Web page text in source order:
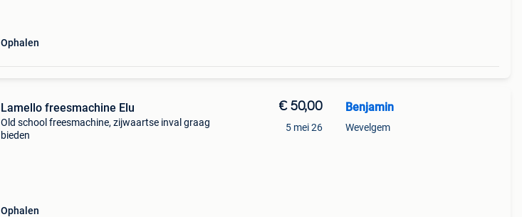
Ophalen
Lamello freesmachine Elu
Old school freesmachine, zijwaartse inval graag
bieden
Ophalen
€ 50,00
5 mei 26
Benjamin
Wevelgem